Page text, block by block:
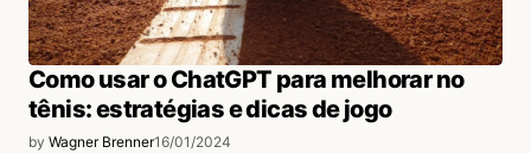
Como usar o ChatGPT para melhorar no
tênis: estratégias e dicas de jogo
by Wagner Brenner16/01/2024